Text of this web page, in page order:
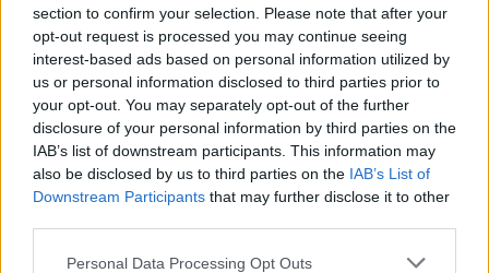
section to confirm your selection. Please note that after your
opt-out request is processed you may continue seeing
interest-based ads based on personal information utilized by
us or personal information disclosed to third parties prior to
your opt-out. You may separately opt-out of the further
disclosure of your personal information by third parties on the
IAB’s list of downstream participants. This information may
also be disclosed by us to third parties on the IAB’s List of
Downstream Participants that may further disclose it to other
Personal Data Processing Opt Outs
GOSSIP CAM
Night out για τους celebrities! Η μεγάλη
αλλαγή της Ξανθής Τζερεφού και η
εμφάνιση της «Αγρότισσας»
21:34 @20-11-2021